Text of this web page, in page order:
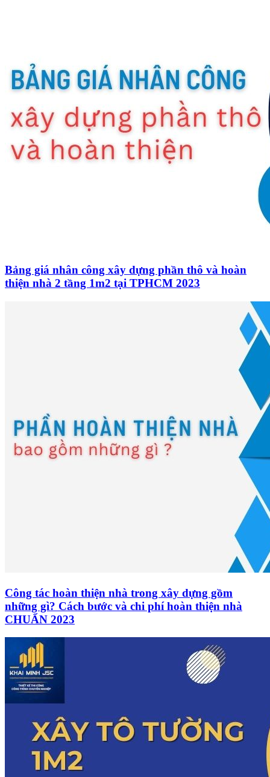
Bảng giá nhân công xây dựng phần thô và hoàn
thiện nhà 2 tầng 1m2 tại TPHCM 2023
Công tác hoàn thiện nhà trong xây dựng gồm
những gì? Cách bước và chi phí hoàn thiện nhà
CHUẨN 2023